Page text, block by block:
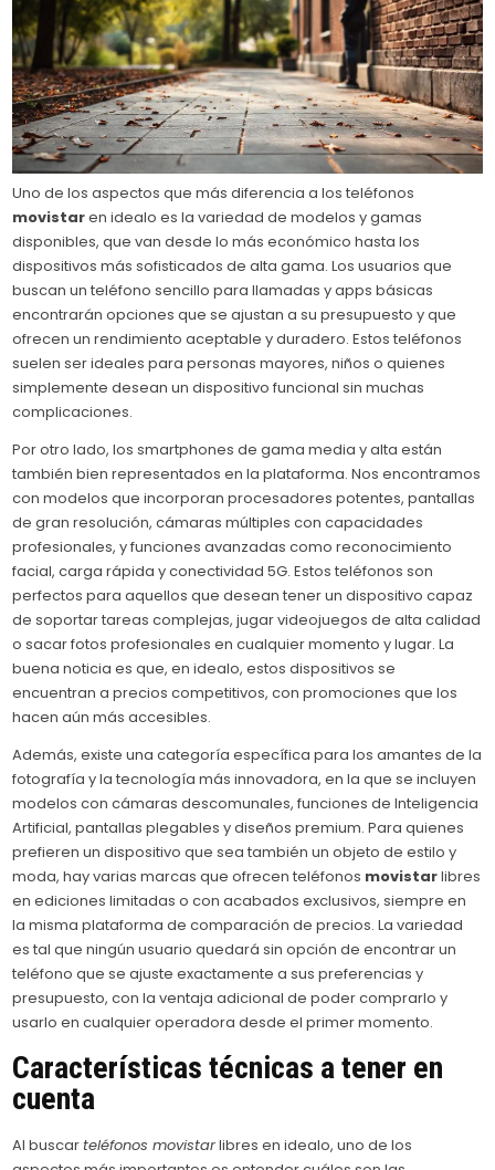
Uno de los aspectos que más diferencia a los teléfonos
movistaren idealo es la variedad de modelos y gamas
disponibles, que van desde lo más económico hasta los
dispositivos más sofisticados de alta gama. Los usuarios que
buscan un teléfono sencillo para llamadas y apps básicas
encontrarán opciones que se ajustan a su presupuesto y que
ofrecen un rendimiento aceptable y duradero. Estos teléfonos
suelen ser ideales para personas mayores, niños o quienes
simplemente desean un dispositivo funcional sin muchas
complicaciones.
Por otro lado, los smartphones de gama media y alta están
también bien representados en la plataforma. Nos encontramos
con modelos que incorporan procesadores potentes, pantallas
de gran resolución, cámaras múltiples con capacidades
profesionales, y funciones avanzadas como reconocimiento
facial, carga rápida y conectividad 5G. Estos teléfonos son
perfectos para aquellos que desean tener un dispositivo capaz
de soportar tareas complejas, jugar videojuegos de alta calidad
o sacar fotos profesionales en cualquier momento y lugar. La
buena noticia es que, en idealo, estos dispositivos se
encuentran a precios competitivos, con promociones que los
hacen aún más accesibles.
Además, existe una categoría específica para los amantes de la
fotografía y la tecnología más innovadora, en la que se incluyen
modelos con cámaras descomunales, funciones de Inteligencia
Artificial, pantallas plegables y diseños premium. Para quienes
prefieren un dispositivo que sea también un objeto de estilo y
moda, hay varias marcas que ofrecen teléfonos movistarlibres
en ediciones limitadas o con acabados exclusivos, siempre en
la misma plataforma de comparación de precios. La variedad
es tal que ningún usuario quedará sin opción de encontrar un
teléfono que se ajuste exactamente a sus preferencias y
presupuesto, con la ventaja adicional de poder comprarlo y
usarlo en cualquier operadora desde el primer momento.
Características técnicas a tener en
cuenta
Al buscarteléfonos movistarlibres en idealo, uno de los